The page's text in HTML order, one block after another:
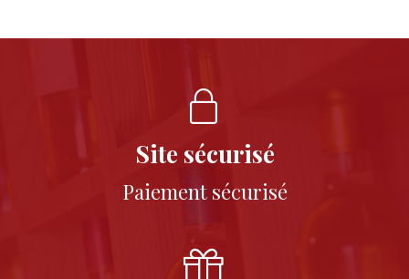
Site sécurisé
Paiement sécurisé